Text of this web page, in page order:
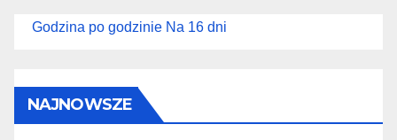
Godzina po godzinie Na 16 dni
NAJNOWSZE